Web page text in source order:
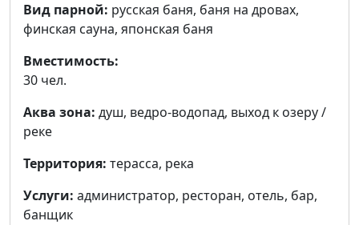
Вид парной: русская баня, баня на дровах,
финская сауна, японская баня
Вместимость:
30 чел.
Аква зона: душ, ведро-водопад, выход к озеру /
реке
Территория: терасса, река
Услуги: администратор, ресторан, отель, бар,
банщик